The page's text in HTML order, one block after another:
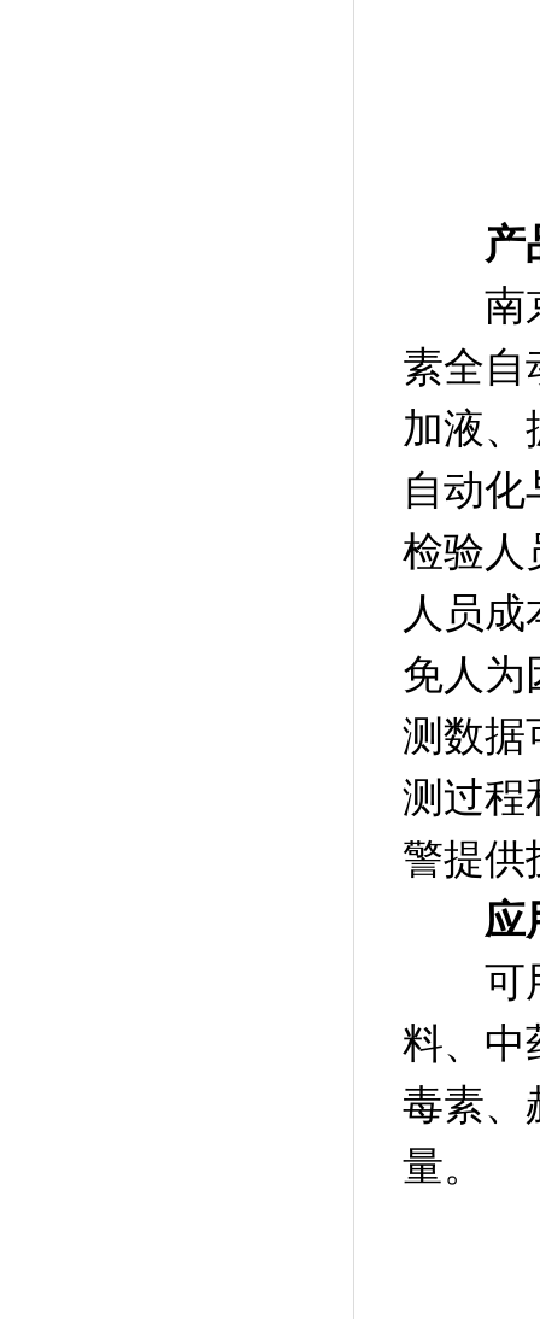
产
南
素全自
加液、
自动化
检验人
人员
免人为
测数据
测过程
警提供
应
可
料、中
毒素、
量。